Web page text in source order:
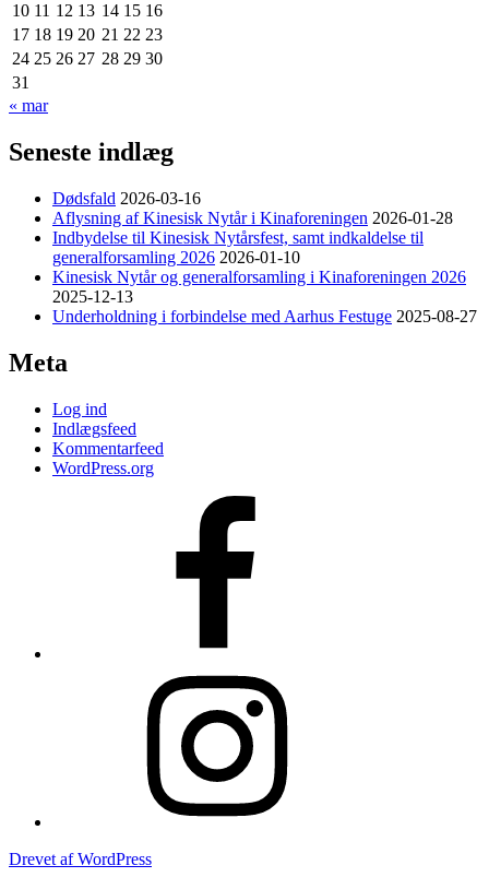
10 11 12 13 14 15 16
17 18 19 20 21 22 23
24 25 26 27 28 29 30
31
« mar
Seneste indlæg
Dødsfald 2026-03-16
Aflysning af Kinesisk Nytår i Kinaforeningen 2026-01-28
Indbydelse til Kinesisk Nytårsfest, samt indkaldelse til
generalforsamling 2026 2026-01-10
Kinesisk Nytår og generalforsamling i Kinaforeningen 2026
2025-12-13
Underholdning i forbindelse med Aarhus Festuge 2025-08-27
Meta
Log ind
Indlægsfeed
Kommentarfeed
WordPress.org
Drevet af WordPress